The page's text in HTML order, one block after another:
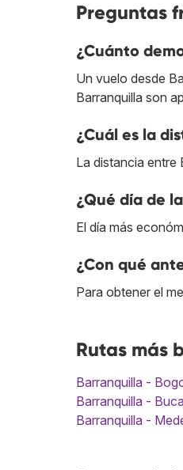
Preguntas
¿Cuánto
Un vuelo desde
Barranquilla son
¿Cuál es la
La distancia entre
¿Qué día de
El día más
¿Con qué
Para obtener el
Rutas más
Barranquilla -
Barranquilla -
Barranquilla -